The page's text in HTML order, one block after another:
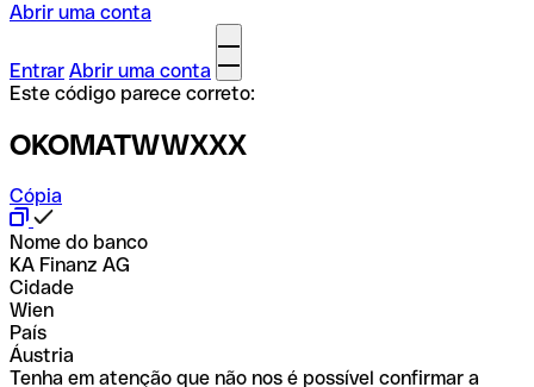
Abrir uma conta
Entrar Abrir uma conta
Este código parece correto:
OKOMATWWXXX
Cópia
Nome do banco
KA Finanz AG
Cidade
Wien
País
Áustria
Tenha em atenção que não nos é possível confirmar a